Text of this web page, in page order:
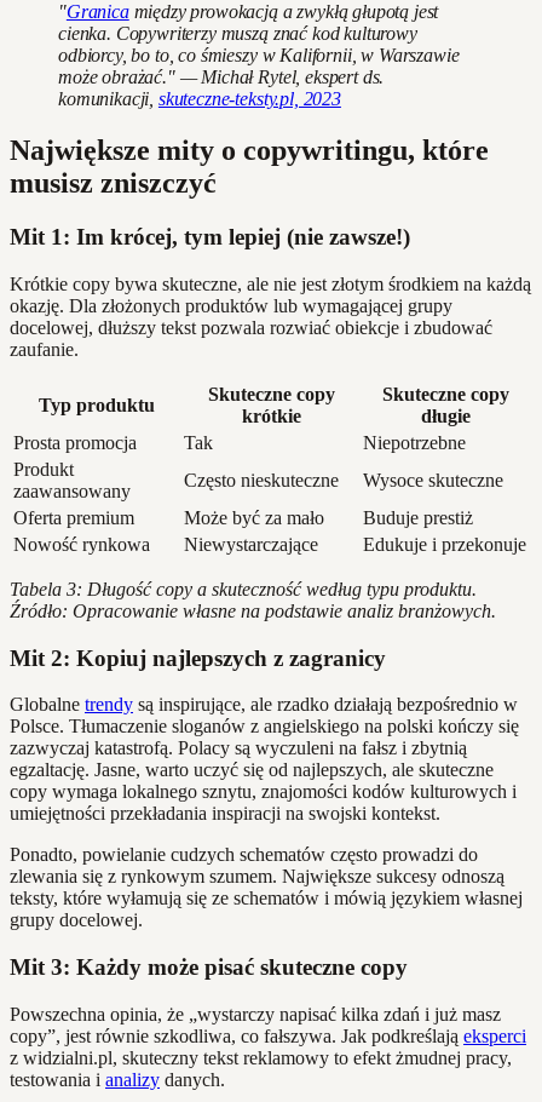
"Granicamiędzy prowokacją a zwykłą głupotą jest
cienka. Copywriterzy muszą znać kod kulturowy
odbiorcy, bo to, co śmieszy w Kalifornii, w Warszawie
może obrażać." — Michał Rytel, ekspert ds.
komunikacji, skuteczne-teksty.pl, 2023
Największe mity o copywritingu, które
musisz zniszczyć
Mit 1: Im krócej, tym lepiej (nie zawsze!)
Krótkie copy bywa skuteczne, ale nie jest złotym środkiem na każdą
okazję. Dla złożonych produktów lub wymagającej grupy
docelowej, dłuższy tekst pozwala rozwiać obiekcje i zbudować
zaufanie.
Typ produktu
Skuteczne copy
krótkie
Skuteczne copy
długie
Prosta promocja
Tak
Niepotrzebne
Produkt
zaawansowany
Często nieskuteczne
Wysoce skuteczne
Oferta premium
Może być za mało
Buduje prestiż
Nowość rynkowa
Niewystarczające Edukuje i przekonuje
Tabela 3: Długość copy a skuteczność według typu produktu.
Źródło: Opracowanie własne na podstawie analiz branżowych.
Mit 2: Kopiuj najlepszych z zagranicy
Globalne trendy są inspirujące, ale rzadko działają bezpośrednio w
Polsce. Tłumaczenie sloganów z angielskiego na polski kończy się
zazwyczaj katastrofą. Polacy są wyczuleni na fałsz i zbytnią
egzaltację. Jasne, warto uczyć się od najlepszych, ale skuteczne
copy wymaga lokalnego sznytu, znajomości kodów kulturowych i
umiejętności przekładania inspiracji na swojski kontekst.
Ponadto, powielanie cudzych schematów często prowadzi do
zlewania się z rynkowym szumem. Największe sukcesy odnoszą
teksty, które wyłamują się ze schematów i mówią językiem własnej
grupy docelowej.
Mit 3: Każdy może pisać skuteczne copy
Powszechna opinia, że „wystarczy napisać kilka zdań i już masz
copy”, jest równie szkodliwa, co fałszywa. Jak podkreślają eksperci
z widzialni.pl, skuteczny tekst reklamowy to efekt żmudnej pracy,
testowania i analizy danych.